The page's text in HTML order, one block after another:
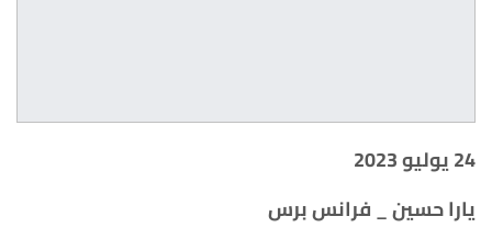
24 يوليو 2023
يارا حسين _ فرانس برس